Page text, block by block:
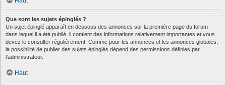
Que sont les sujets épinglés ?
Un sujet épinglé apparaît en dessous des annonces sur la première page du forum
dans lequel il a été publié. il contient des informations relativement importantes et vous
devez le consulter régulièrement. Comme pour les annonces et les annonces globales,
la possibilité de publier des sujets épinglés dépend des permissions définies par
l’administrateur.
Haut